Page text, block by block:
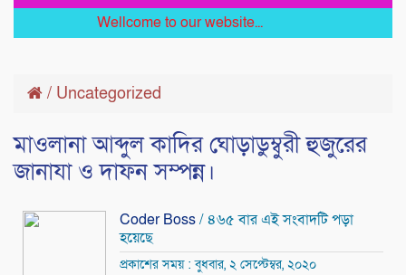
Wellcome to our website...
/ Uncategorized
মাওলানা আব্দুল কাদির ঘোড়াডুম্বুরী হুজুরের
জানাযা ও দাফন সম্পন্ন।
Coder Boss/ ৪৬৫ বার এই সংবাদটি পড়া
হয়েছে
প্রকাশের সময় : বুধবার, ২ সেপ্টেম্বর, ২০২০